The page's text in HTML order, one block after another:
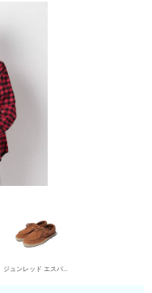
ジュンレッド エスパドリーユ